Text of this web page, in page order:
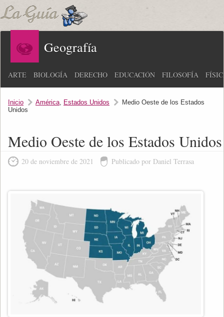
Geografía
ARTE BIOLOGÍA DERECHO EDUCACIÓN FILOSOFÍA
Inicio América, Estados Unidos
Medio Oeste de los Estados
Unidos
Medio Oeste de los Estados Unidos
20 de noviembre de 2021 Publicado por Daniel Terrasa